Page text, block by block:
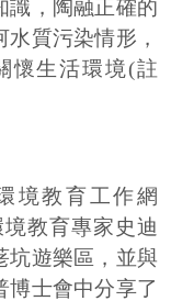
識，陶融正確的
質污染情形，
懷生活環境(註
境教育工作網
境教育專家史迪
坑遊樂區，並與
博士會中分享了